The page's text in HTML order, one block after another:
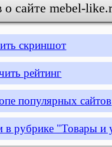
о сайте mebel-
скриншот
рейтинг
популярных сайтов
в рубрике "Товары и